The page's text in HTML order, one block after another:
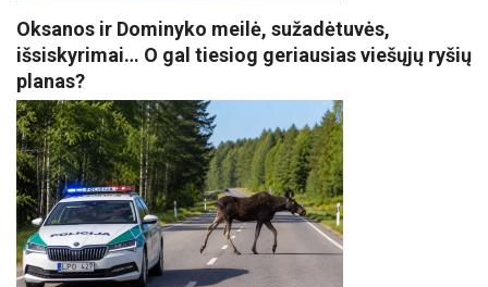
Oksanos ir Dominyko meilė, sužadėtuvės,
išsiskyrimai… O gal tiesiog geriausias viešųjų ryšių
planas?